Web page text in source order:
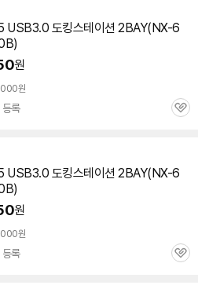
USB3.0 도킹스테이션 2BAY(NX-6
)
원
원
록
관
USB3.0 도킹스테이션 2BAY(NX-6
)
원
원
록
관